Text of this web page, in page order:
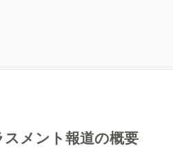
メント報道の概要